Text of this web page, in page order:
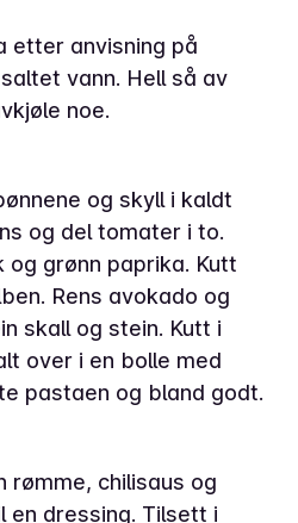
etter anvisning på
vann. Hell så av
noe.
og skyll i kaldt
og del tomater i to.
og grønn paprika. Kutt
Rens avokado og
skall og stein. Kutt i
over i en bolle med
pastaen og bland godt.
rømme, chilisaus og
en dressing. Tilsett i